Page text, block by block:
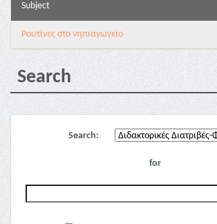
Subject
Pουτίνες στο νηπιαγωγείο
Search
Search:
for